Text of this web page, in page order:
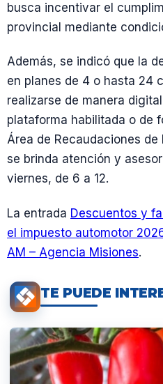
busca incentivar el
provincial mediante
Además, se indicó que la
en planes de 4 o hasta 24
realizarse de manera
plataforma habilitada o de
Área de Recaudaciones
se brinda atención y
viernes, de 6 a 12.
La entrada Descuentos y
el impuesto automotor
AM – Agencia Misiones.
TE PUEDE